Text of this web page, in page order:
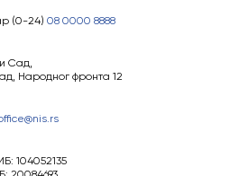
(0-24) 08 0000 8888
Сад,
Народног фронта 12
104052135